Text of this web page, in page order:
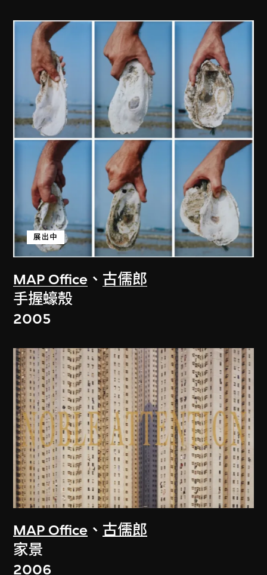
MAP Office 、 古儒郎
展出中
手握蠔殼
2005
MAP Office 、 古儒郎
家景
2006